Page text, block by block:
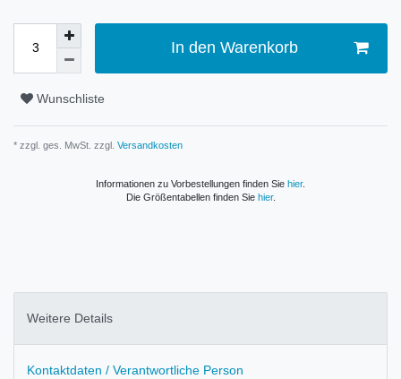
In den Warenkorb
Wunschliste
* zzgl. ges. MwSt. zzgl. Versandkosten
Informationen zu Vorbestellungen finden Sie hier.
Die Größentabellen finden Sie hier.
Weitere Details
Kontaktdaten / Verantwortliche Person